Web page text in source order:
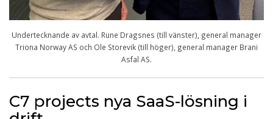
Undertecknande av avtal. Rune Dragsnes (till vänster), general manager
Triona Norway AS och Ole Storevik (till höger), general manager Brani
Asfal AS.
C7 projects nya SaaS-lösning i